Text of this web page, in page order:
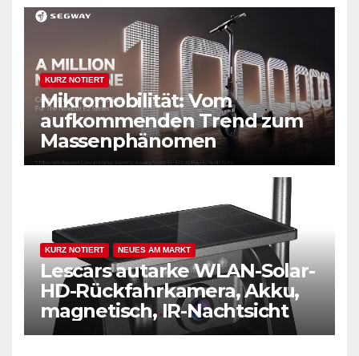
KURZ NOTIERT
Mikromobilität: Vom
aufkommenden Trend zum
Massenphänomen
KURZ NOTIERT NEUES AM MARKT
Lescars autarke WLAN-Solar-
HD-Rückfahrkamera, Akku,
magnetisch, IR-Nachtsicht